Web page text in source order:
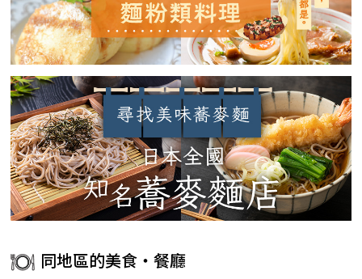
同地區的美食・餐廳